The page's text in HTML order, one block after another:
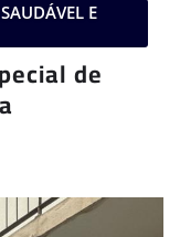
E
de